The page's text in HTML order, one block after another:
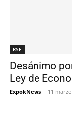
RSE
Desánimo
Ley de
ExpokNews - 11